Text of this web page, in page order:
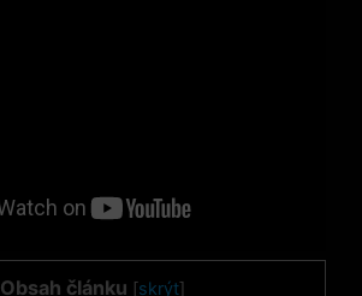
Obsah článku [skrýt]